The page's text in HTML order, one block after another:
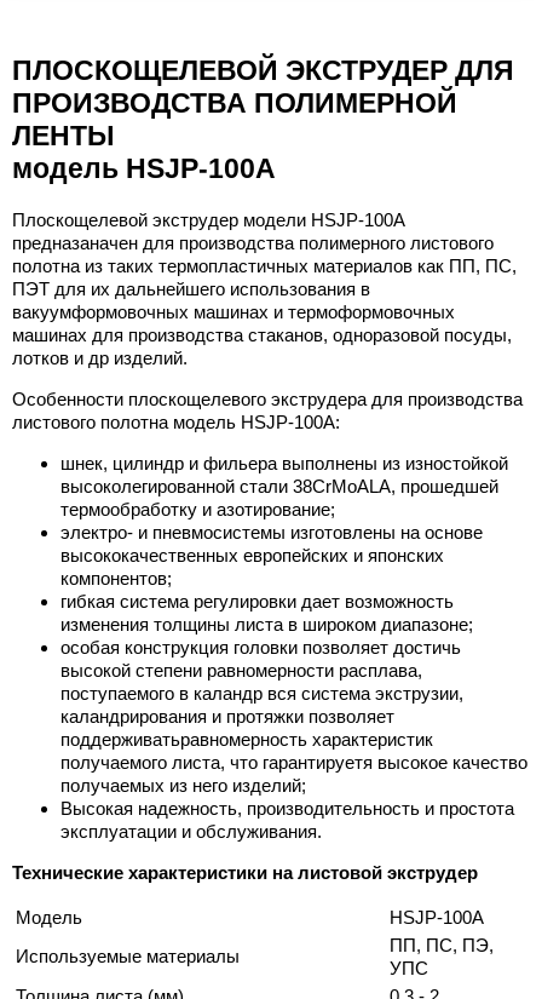
ПЛОСКОЩЕЛЕВОЙ ЭКСТРУДЕР ДЛЯ
ПРОИЗВОДСТВА ПОЛИМЕРНОЙ
ЛЕНТЫ
модель HSJP-100A
Плоскощелевой экструдер модели HSJP-100A
предназаначен для производства полимерного листового
полотна из таких термопластичных материалов как ПП, ПС,
ПЭТ для их дальнейшего использования в
вакуумформовочных машинах и термоформовочных
машинах для производства стаканов, одноразовой посуды,
лотков и др изделий.
Особенности плоскощелевого экструдера для производства
листового полотна модель HSJP-100A:
шнек, цилиндр и фильера выполнены из изностойкой
высоколегированной стали 38CrMoALA, прошедшей
термообработку и азотирование;
электро- и пневмосистемы изготовлены на основе
высококачественных европейских и японских
компонентов;
гибкая система регулировки дает возможность
изменения толщины листа в широком диапазоне;
особая конструкция головки позволяет достичь
высокой степени равномерности расплава,
поступаемого в каландр вся система экструзии,
каландрирования и протяжки позволяет
поддерживатьравномерность характеристик
получаемого листа, что гарантируетя высокое качество
получаемых из него изделий;
Высокая надежность, производительность и простота
эксплуатации и обслуживания.
Технические характеристики на листовой экструдер
Модель
HSJP-100A
Используемые материалы
ПП, ПС, ПЭ,
УПС